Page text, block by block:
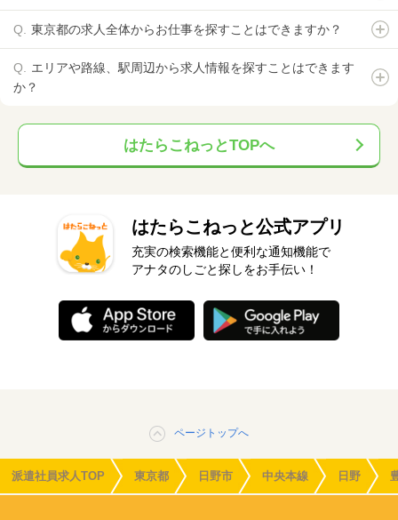
東京都の求人全体からお仕事を探すことはできますか？
エリアや路線、駅周辺から求人情報を探すことはできます
か？
はたらこねっとTOPへ
はたらこねっと公式アプリ
充実の検索機能と便利な通知機能で
アナタのしごと探しをお手伝い！
ページトップへ
派遣社員求人TOP 東京都 日野市 中央本線 日野